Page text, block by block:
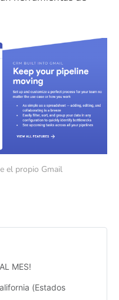
el propio Gmail
MES!
(Estados